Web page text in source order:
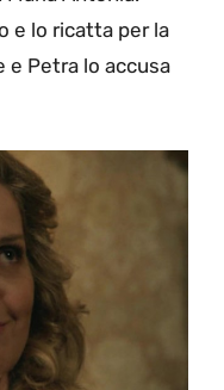
e lo ricatta per la
e Petra lo accusa